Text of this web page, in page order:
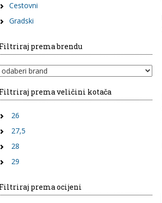
Cestovni
Gradski
Filtriraj prema brendu
Filtriraj prema veličini kotača
26
27,5
28
29
Filtriraj prema ocijeni